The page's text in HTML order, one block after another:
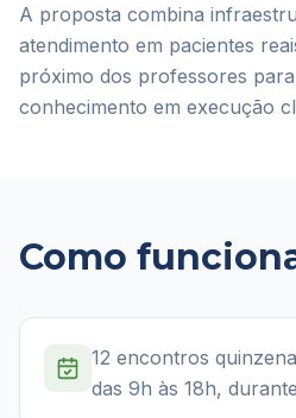
A proposta combina
atendimento em pacientes
próximo dos professores
conhecimento em execução
Como
12 encontros
das 9h às 18h,